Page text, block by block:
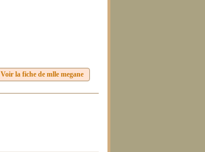
Voir la fiche de mlle megane